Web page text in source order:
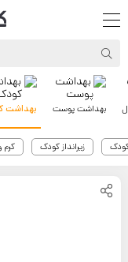
بهداشت بهداشت پوست
زیرانداز کودک